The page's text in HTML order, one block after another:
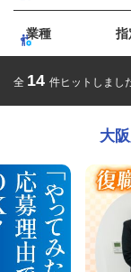
業種 指
全 14 件ヒットしまし
大